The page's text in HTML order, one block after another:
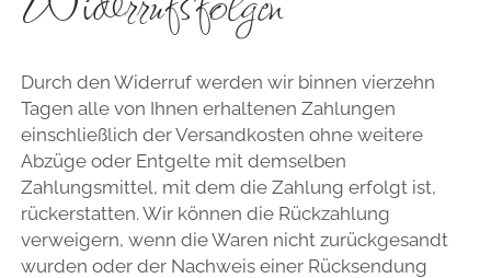
Durch den Widerruf werden wir binnen vierzehn
Tagen alle von Ihnen erhaltenen Zahlungen
einschließlich der Versandkosten ohne weitere
Abzüge oder Entgelte mit demselben
Zahlungsmittel, mit dem die Zahlung erfolgt ist,
rückerstatten. Wir können die Rückzahlung
verweigern, wenn die Waren nicht zurückgesandt
wurden oder der Nachweis einer Rücksendung